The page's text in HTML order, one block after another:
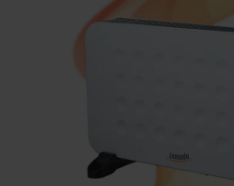
Befestigen an Töpfen,
Bedienbarkeit: Durch das
den Touchscreen kann die
Funktionen:
Wasserstand, Timer, 3
Warnfunktionen
Pumpleistung: 7-8 l/min,